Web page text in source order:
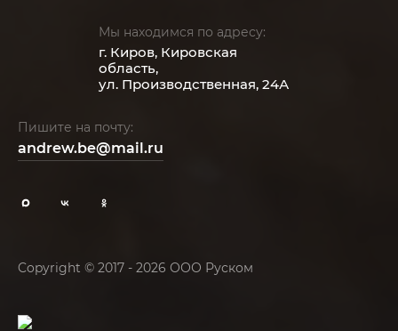
Мы находимся по адресу:
г. Киров, Кировская
область,
ул. Производственная, 24А
Пишите на почту:
andrew.be@mail.ru
Copyright © 2017 - 2026 ООО Руском